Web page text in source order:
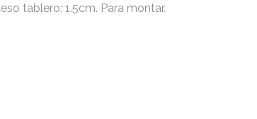
tablero: 1.5cm. Para montar.